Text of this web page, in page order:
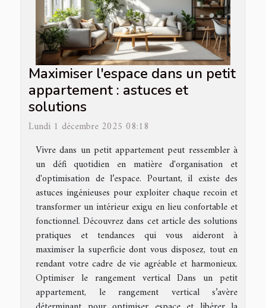
Maximiser l'espace dans un petit
appartement : astuces et
solutions
Lundi 1 décembre 2025 08:18
Vivre dans un petit appartement peut ressembler à
un défi quotidien en matière d'organisation et
d'optimisation de l’espace. Pourtant, il existe des
astuces ingénieuses pour exploiter chaque recoin et
transformer un intérieur exigu en lieu confortable et
fonctionnel. Découvrez dans cet article des solutions
pratiques et tendances qui vous aideront à
maximiser la superficie dont vous disposez, tout en
rendant votre cadre de vie agréable et harmonieux.
Optimiser le rangement vertical Dans un petit
appartement, le rangement vertical s’avère